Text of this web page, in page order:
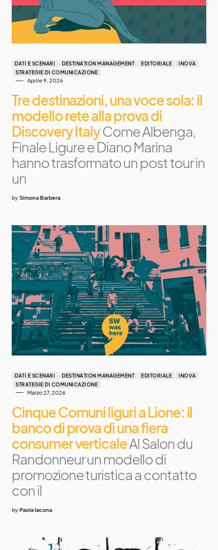
DATI E SCENARI DESTINATION MANAGEMENT EDITORIALE
INOVA
STRATEGIE DI COMUNICAZIONE
Aprile 9, 2026
Tre destinazioni, una voce sola: il
modello rete alla prova di
Discovery ItalyCome Albenga,
Finale Ligure e Diano Marina
hanno trasformato un post tour in
un
by Simona Barbera
DATI E SCENARI DESTINATION MANAGEMENT EDITORIALE
INOVA
STRATEGIE DI COMUNICAZIONE
Marzo 27, 2026
Cinque Comuni liguri a Lione: il
banco di prova di una fiera
consumer verticaleAl Salon du
Randonneur un modello di
promozione turistica a contatto
con il
by Paola Iacona